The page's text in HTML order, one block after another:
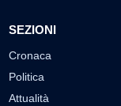
SEZIONI
Cronaca
Politica
Attualità